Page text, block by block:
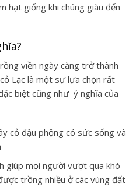
hạt giống khi chúng giàu đến
viền ngày càng trở thành
Lạclà một sự lựa chọn rất
biệt cũng như ý nghĩa của
cỏ đậu phộng có sức sống và
giúp mọi người vượt qua khó
trồng nhiều ở các vùng đất